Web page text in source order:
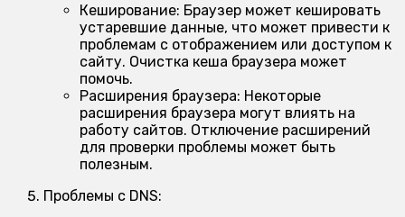
Кеширование: Браузер может кешировать
устаревшие данные, что может привести к
проблемам с отображением или доступом к
сайту. Очистка кеша браузера может
помочь.
Расширения браузера: Некоторые
расширения браузера могут влиять на
работу сайтов. Отключение расширений
для проверки проблемы может быть
полезным.
Проблемы с DNS: